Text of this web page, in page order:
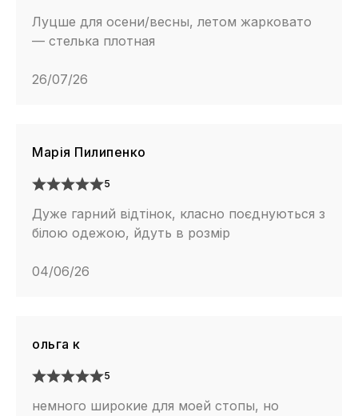
Луцше для осени/весны, летом жарковато
— стелька плотная
26/07/26
Марія Пилипенко
5
Дуже гарний відтінок, класно поєднуються з
білою одежою, йдуть в розмір
04/06/26
ольга к
5
немного широкие для моей стопы, но